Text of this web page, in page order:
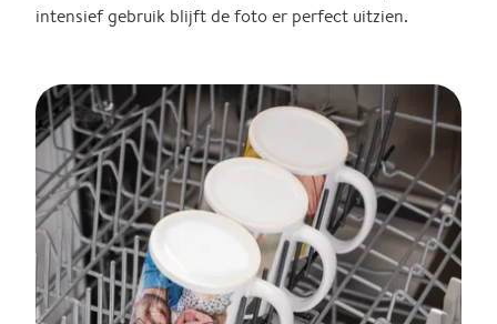
intensief gebruik blijft de foto er perfect uitzien.